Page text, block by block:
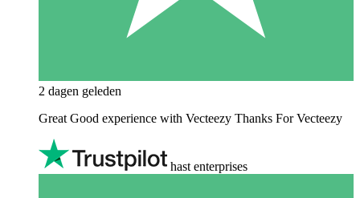
2 dagen geleden
Great Good experience with Vecteezy Thanks For Vecteezy
hast enterprises